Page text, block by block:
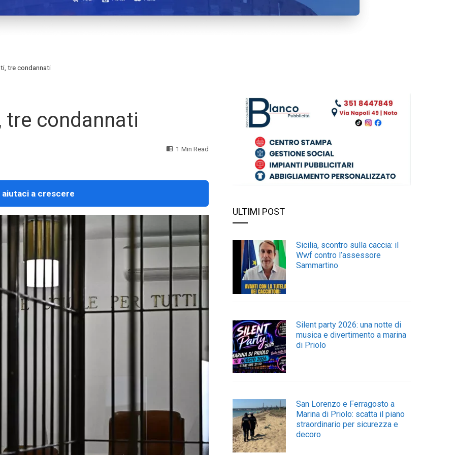
tre condannati
tre condannati
1 Min Read
aiutaci a crescere
ULTIMI POST
Sicilia, scontro sulla caccia: il
Wwf contro l’assessore
Sammartino
Silent party 2026: una notte di
musica e divertimento a marina
di Priolo
San Lorenzo e Ferragosto a
Marina di Priolo: scatta il piano
straordinario per sicurezza e
decoro